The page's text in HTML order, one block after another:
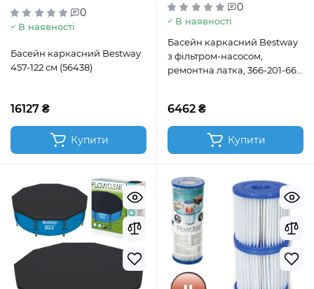
0
В наявності
Басейн каркасний Bestway
457-122 см (56438)
16127 ₴
Купити
0
В наявності
Басейн каркасний Bestway
з фільтром-насосом,
ремонтна латка, 366-201-66
6462 ₴
Купити